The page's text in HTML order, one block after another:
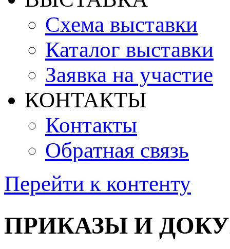
Схема выставки
Каталог выставки
Заявка на участие
КОНТАКТЫ
Контакты
Обратная связь
Перейти к контенту
ПРИКАЗЫ И